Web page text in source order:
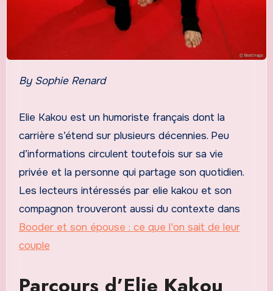
By Sophie Renard
Elie Kakou est un humoriste français dont la
carrière s’étend sur plusieurs décennies. Peu
d’informations circulent toutefois sur sa vie
privée et la personne qui partage son quotidien.
Les lecteurs intéressés par elie kakou et son
compagnon trouveront aussi du contexte dans
Booder et son épouse : ce que l'on sait de leur
couple
Parcours d’Elie Kakou